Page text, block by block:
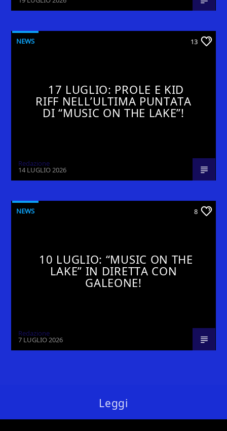
NEWS 13
17 LUGLIO: PROLE E KID
RIFF NELL’ULTIMA PUNTATA
DI “MUSIC ON THE LAKE”!
Redazione
14 LUGLIO 2026
NEWS 8
10 LUGLIO: “MUSIC ON THE
LAKE” IN DIRETTA CON
GALEONE!
Redazione
7 LUGLIO 2026
Leggi